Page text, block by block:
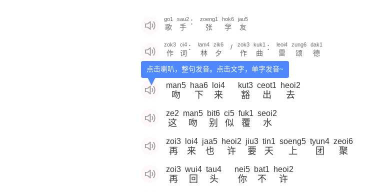
歌
go1
手
sau2 ：
张
zoeng1
学
hok6
友
jau5
作
zok3
词
ci4 ：
林
lam4
夕
zik6 /
作
zok3
曲
kuk1 ：
雷
leoi4
颂
zung6
德
dak1
点击喇叭，整句发音。点击文字，单字发音~
吻
man5
下
haa6
来
loi4
豁
kut3
出
ceot1
去
heoi2
这
ze2
吻
man5
别
bit6
似
ci5
覆
fuk1
水
seoi2
再
zoi3
来
loi4
也
jaa5
许
heoi2
要
jiu3
天
tin1
上
soeng5
团
tyun4
聚
zeoi6
再
zoi3
回
wui4
头
tau4
你
nei5
不
bat1
许
heoi2